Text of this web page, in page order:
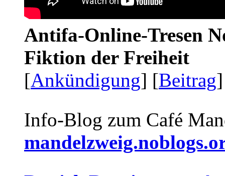
Antifa-Online-Tresen
Fiktion der Freiheit
[Ankündigung] [Beitrag
Info-Blog zum Café